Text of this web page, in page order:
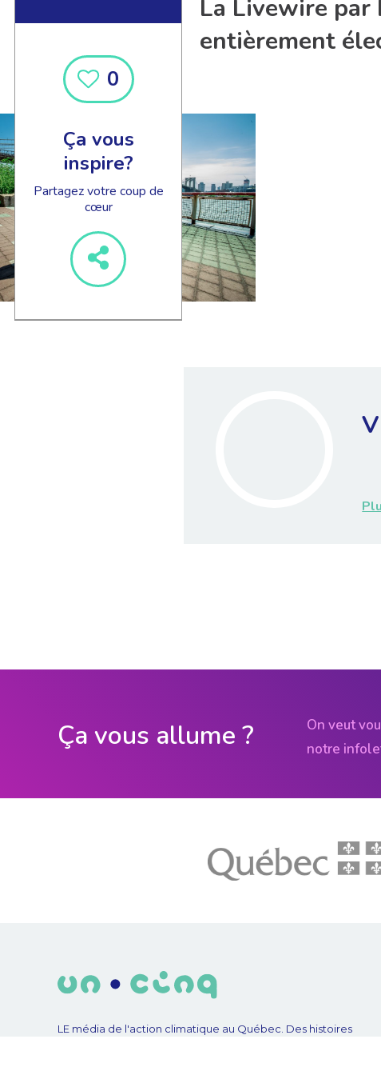
0
Ça vous
inspire?
Partagez votre coup de
cœur
La Livewire par
entièrement
Ça vous allume ?
On veut
notre
LE média de l'action climatique au Québec. Des histoires